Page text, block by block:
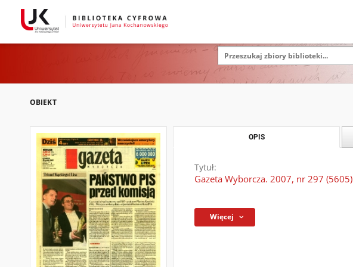
OBIEKT
OPIS
Tytuł:
Gazeta Wyborcza. 2007, nr 297 (5605)
Więcej